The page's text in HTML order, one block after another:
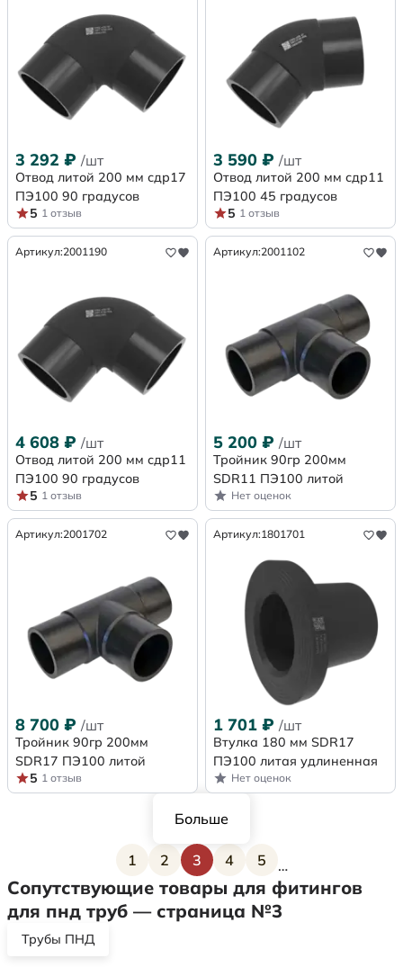
3 292 ₽ /шт
Отвод литой 200 мм сдр17
ПЭ100 90 градусов
5 1 отзыв
3 590 ₽ /шт
Отвод литой 200 мм сдр11
ПЭ100 45 градусов
5 1 отзыв
Артикул:2001190
4 608 ₽ /шт
Отвод литой 200 мм сдр11
ПЭ100 90 градусов
5 1 отзыв
Артикул:2001102
5 200 ₽ /шт
Тройник 90гр 200мм
SDR11 ПЭ100 литой
Нет оценок
Артикул:2001702
8 700 ₽ /шт
Тройник 90гр 200мм
SDR17 ПЭ100 литой
5 1 отзыв
Артикул:1801701
1 701 ₽ /шт
Втулка 180 мм SDR17
ПЭ100 литая удлиненная
Нет оценок
Больше
Страница
1
Страница
2
Текущая страница
3
Страница
4
Страница
5 …
Сопутствующие товары для фитингов
для пнд труб — страница №3
Трубы ПНД